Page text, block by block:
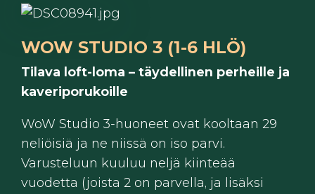
WOW STUDIO 3 (1-6 HLÖ)
Tilava loft-loma – täydellinen perheille ja
kaveriporukoille
WoW Studio 3-huoneet ovat kooltaan 29
neliöisiä ja ne niissä on iso parvi.
Varusteluun kuuluu neljä kiinteää
vuodetta (joista 2 on parvella, ja lisäksi